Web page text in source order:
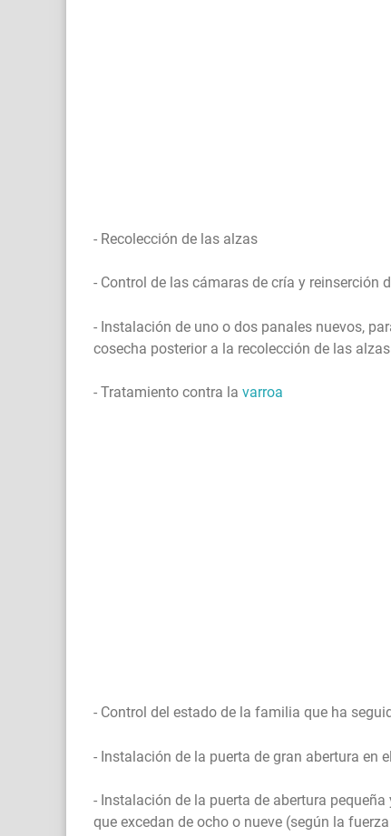
- Recolección de las alzas
- Control de las cámaras de cría y
- Instalación de uno o dos panales nuevos,
cosecha posterior a la recolección de las alzas
- Tratamiento contra la varroa
- Control del estado de la familia que ha
- Instalación de la puerta de gran abertura en
- Instalación de la puerta de abertura
que excedan de ocho o nueve (según la